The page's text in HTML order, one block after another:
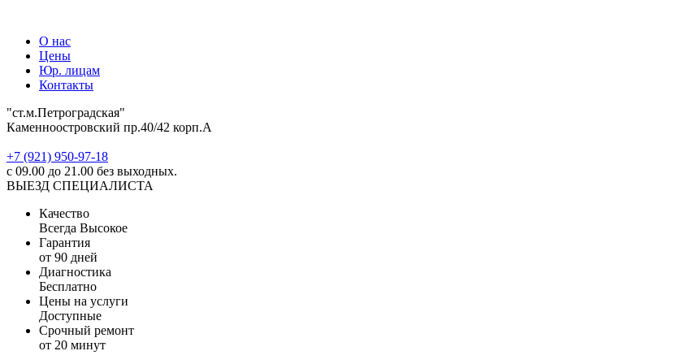
О нас
Цены
Юр. лицам
Контакты
"ст.м.Петроградская"
Каменноостровский пр.40/42 корп.А
‎+7 (921) 950-97-18
с 09.00 до 21.00 без выходных.
ВЫЕЗД СПЕЦИАЛИСТА
Качество
Всегда Высокое
Гарантия
от 90 дней
Диагностика
Бесплатно
Цены на услуги
Доступные
Срочный ремонт
от 20 минут